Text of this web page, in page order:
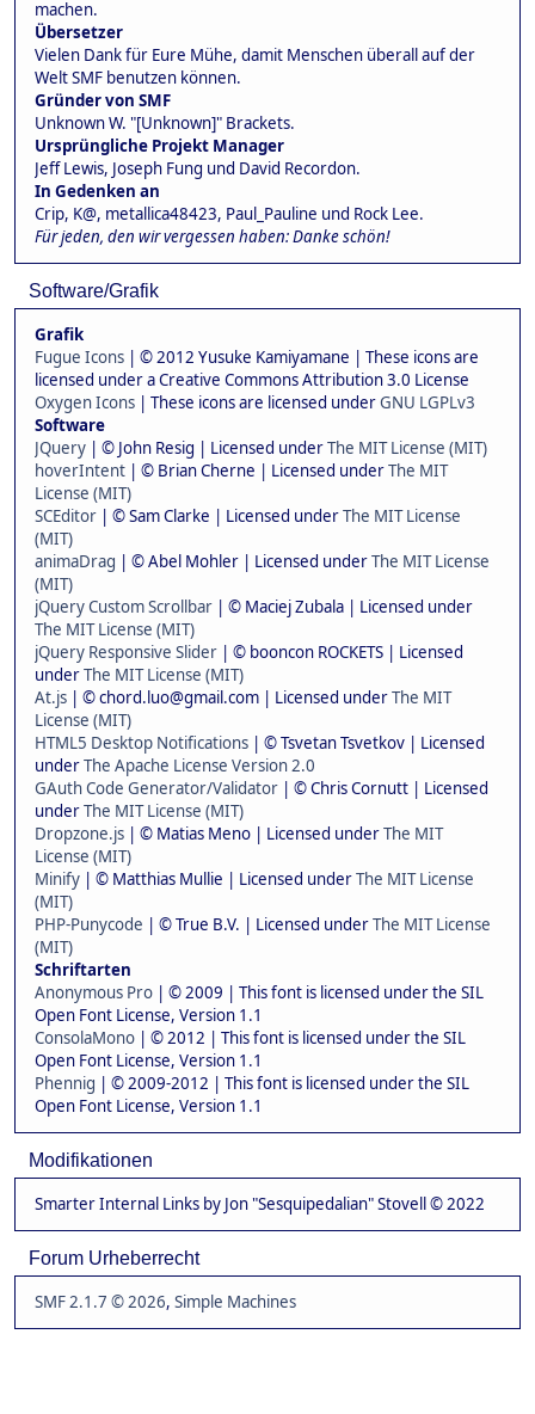
machen.
Übersetzer
Vielen Dank für Eure Mühe, damit Menschen überall auf der
Welt SMF benutzen können.
Gründer von SMF
Unknown W. "[Unknown]" Brackets.
Ursprüngliche Projekt Manager
Jeff Lewis, Joseph Fung und David Recordon.
In Gedenken an
Crip, K@, metallica48423, Paul_Pauline und Rock Lee.
Für jeden, den wir vergessen haben: Danke schön!
Software/Grafik
Grafik
Fugue Icons | © 2012 Yusuke Kamiyamane | These icons are
licensed under a Creative Commons Attribution 3.0 License
Oxygen Icons | These icons are licensed underGNU LGPLv3
Software
JQuery | © John Resig | Licensed underThe MIT License (MIT)
hoverIntent | © Brian Cherne | Licensed underThe MIT
License (MIT)
SCEditor | © Sam Clarke | Licensed underThe MIT License
(MIT)
animaDrag | © Abel Mohler | Licensed underThe MIT License
(MIT)
jQuery Custom Scrollbar | © Maciej Zubala | Licensed under
The MIT License (MIT)
jQuery Responsive Slider | © booncon ROCKETS | Licensed
underThe MIT License (MIT)
At.js | © chord.luo@gmail.com | Licensed underThe MIT
License (MIT)
HTML5 Desktop Notifications | © Tsvetan Tsvetkov | Licensed
underThe Apache License Version 2.0
GAuth Code Generator/Validator | © Chris Cornutt | Licensed
underThe MIT License (MIT)
Dropzone.js | © Matias Meno | Licensed underThe MIT
License (MIT)
Minify | © Matthias Mullie | Licensed underThe MIT License
(MIT)
PHP-Punycode | © True B.V. | Licensed underThe MIT License
(MIT)
Schriftarten
Anonymous Pro | © 2009 | This font is licensed under the SIL
Open Font License, Version 1.1
ConsolaMono | © 2012 | This font is licensed under the SIL
Open Font License, Version 1.1
Phennig | © 2009-2012 | This font is licensed under the SIL
Open Font License, Version 1.1
Modifikationen
Smarter Internal Links by Jon "Sesquipedalian" Stovell © 2022
Forum Urheberrecht
SMF 2.1.7 © 2026, Simple Machines